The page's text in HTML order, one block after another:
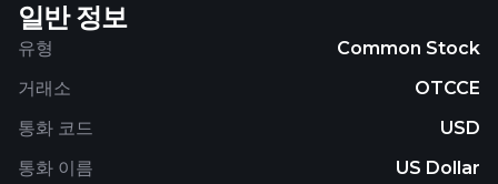
residential and commercial customers. The
company has assisted in the installation and
networks in approximately 90 municipal districts,
counties, townships, and enterprises. ZST Digital
vehicle tracking devices utilizing its GPS tracking
일반 정보
유형
Common Stock
거래소
OTCCE
통화 코드
USD
통화 이름
US Dollar